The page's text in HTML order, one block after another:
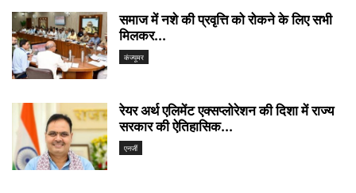
समाज में नशे की प्रवृत्ति को रोकने के लिए सभी
मिलकर...
कंज्यूमर
रेयर अर्थ एलिमेंट एक्सप्लोरेशन की दिशा में राज्य
सरकार की ऐतिहासिक...
एनर्जी